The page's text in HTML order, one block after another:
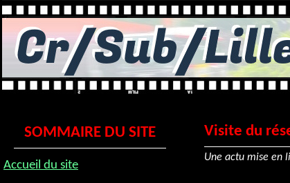
SOMMAIRE DU SITE
Accueil du site
Visite du
Une actu mise en